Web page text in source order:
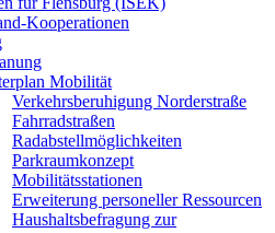
Kooperationen
Mobilität
Verkehrsberuhigung Norderstraße
Fahrradstraßen
Radabstellmöglichkeiten
Parkraumkonzept
Mobilitätsstationen
Erweiterung personeller Ressourcen
Haushaltsbefragung zur